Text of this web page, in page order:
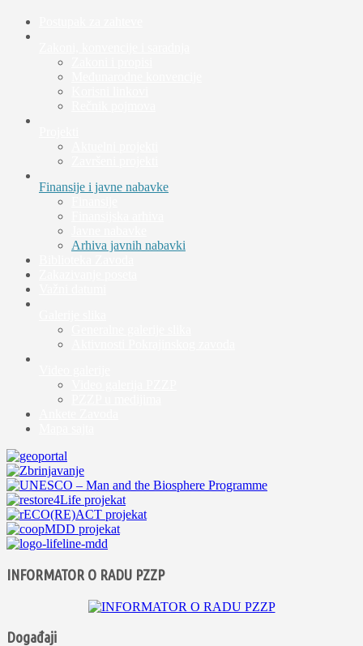
Finansije i javne nabavke
Arhiva javnih nabavki
INFORMATOR O RADU PZZP
Događaji